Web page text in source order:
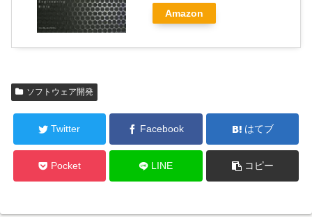
Amazon
ソフトウェア開発
Twitter Facebook はてブ
Pocket LINE コピー